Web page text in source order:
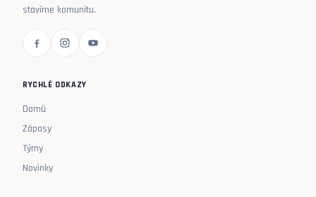
stavíme komunitu.
RYCHLÉ ODKAZY
Domů
Zápasy
Týmy
Novinky